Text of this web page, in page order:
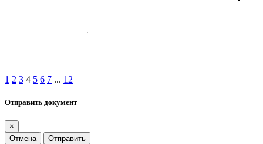
1 2 3 4 5 6 7 ... 12
Отправить документ
×
Отмена
Отправить